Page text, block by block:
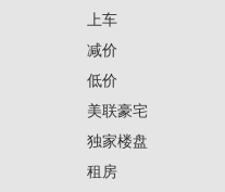
上车
减价
低价
美联豪宅
独家楼盘
租房